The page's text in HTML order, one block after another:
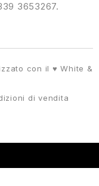
3653267.
di vendita
con il ♥White &